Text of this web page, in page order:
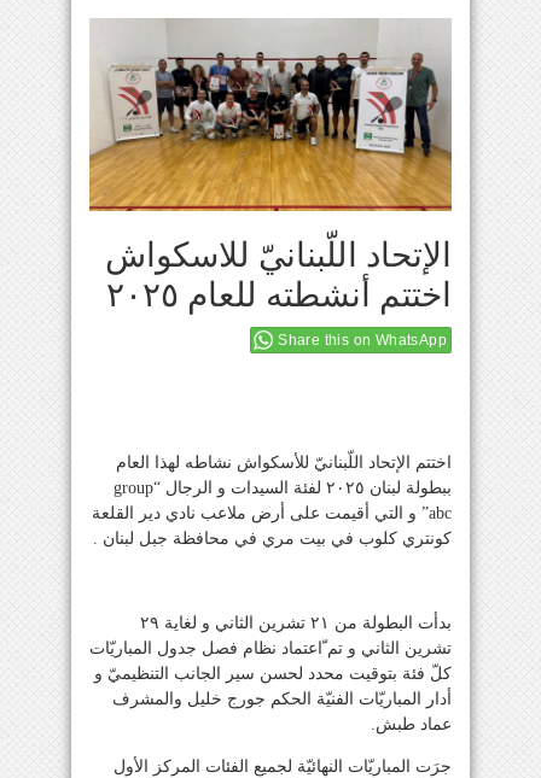
الإتحاد اللّبنانيّ للاسكواش
اختتم أنشطته للعام ٢٠٢٥
Share this on WhatsApp
اختتم الإتحاد اللّبنانيّ للأسكواش نشاطه لهذا العام
ببطولة لبنان ٢٠٢٥ لفئة السيدات و الرجال “group
abc” و التي أقيمت على أرض ملاعب نادي دير القلعة
كونتري كلوب في بيت مري في محافظة جبل لبنان .
بدأت البطولة من ٢١ تشرين الثاني و لغاية ٢٩
تشرين الثاني و تم ّاعتماد نظام فصل جدول المباريّات
كلّ فئة بتوقيت محدد لحسن سير الجانب التنظيميّ و
أدار المباريّات الفنيّة الحكم جورج خليل والمشرف
عماد طبش.
جرَت المباريّات النهائيّة لجميع الفئات المركز الأول